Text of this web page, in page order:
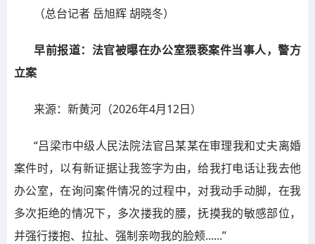
（总台记者 岳旭辉 胡晓冬）
早前报道：法官被曝在办公室猥亵案件当事人，警方
立案
来源：新黄河（2026年4月12日）
“吕梁市中级人民法院法官吕某某在审理我和丈夫离婚
案件时，以有新证据让我签字为由，给我打电话让我去他
办公室，在询问案件情况的过程中，对我动手动脚，在我
多次拒绝的情况下，多次搂我的腰，抚摸我的敏感部位，
并强行搂抱、拉扯、强制亲吻我的脸颊......”